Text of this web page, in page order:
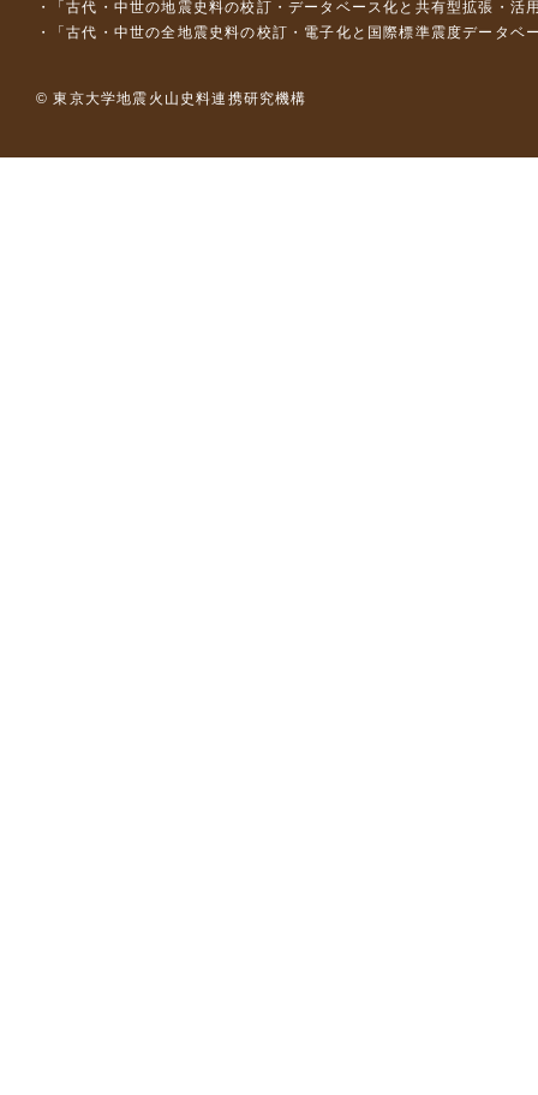
「古代・中世の地震史料の校訂・データベース化と共有型拡張・
「古代・中世の全地震史料の校訂・電子化と国際標準震度データ
© 東京大学地震火山史料連携研究機構